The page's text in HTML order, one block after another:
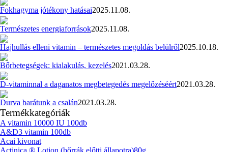
Fokhagyma jótékony hatásai2025.11.08.
Természetes energiaforrások2025.11.08.
Hajhullás elleni vitamin – természetes megoldás belülről2025.10.18.
Bőrbetegségek: kialakulás, kezelés2021.03.28.
D-vitaminnal a daganatos megbetegedés megelőzéséért2021.03.28.
Durva barátunk a csalán2021.03.28.
Termékkategóriák
A vitamin 10000 IU 100db
A&D3 vitamin 100db
Acai kivonat
Actinica ® Lotion (bőrrák előtti állapotra)80g,